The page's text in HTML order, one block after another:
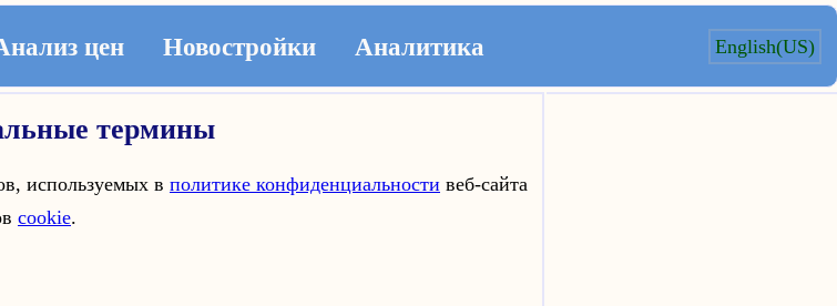
цен Новостройки Аналитика English(US)
термины
используемых в политике конфиденциальности веб-сайта
cookie.